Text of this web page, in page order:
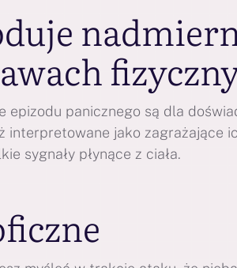
panicznego są dla
interpretowane jako zagrażające
sygnały płynące z ciała.